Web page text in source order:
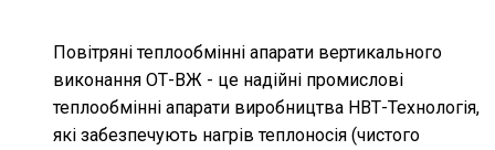
Повітряні теплообмінні апарати вертикального
виконання ОТ-ВЖ - це надійні промислові
теплообмінні апарати виробництва НВТ-Технологія,
які забезпечують нагрів теплоносія (чистого